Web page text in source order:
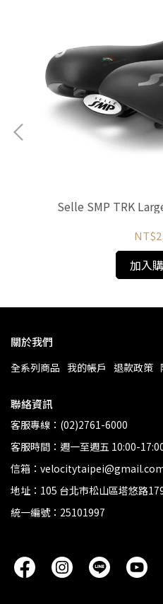
Selle SMP TRK
加入
關於我們
全系列商品 我的帳戶 退款政策
聯絡資訊
客服專線：(02)2761-6000
客服時間：週一至週五 10:00-
信箱：
地址：105 台北市松山區塔悠路
統一編號：25101997